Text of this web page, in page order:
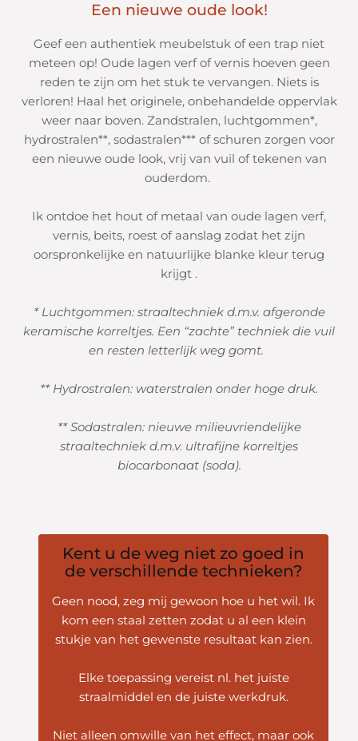
Een nieuwe oude look!
Geef een authentiek meubelstuk of een trap niet
meteen op! Oude lagen verf of vernis hoeven geen
reden te zijn om het stuk te vervangen. Niets is
verloren! Haal het originele, onbehandelde oppervlak
weer naar boven. Zandstralen, luchtgommen*,
hydrostralen**, sodastralen*** of schuren zorgen voor
een nieuwe oude look, vrij van vuil of tekenen van
ouderdom.
Ik ontdoe het hout of metaal van oude lagen verf,
vernis, beits, roest of aanslag zodat het zijn
oorspronkelijke en natuurlijke blanke kleur terug
krijgt .
* Luchtgommen: straaltechniek d.m.v. afgeronde
keramische korreltjes. Een “zachte” techniek die vuil
en resten letterlijk weg gomt.
** Hydrostralen: waterstralen onder hoge druk.
** Sodastralen: nieuwe milieuvriendelijke
straaltechniek d.m.v. ultrafijne korreltjes
biocarbonaat (soda).
Kent u de weg niet zo goed in
de verschillende technieken?
Geen nood, zeg mij gewoon hoe u het wil. Ik
kom een staal zetten zodat u al een klein
stukje van het gewenste resultaat kan zien.
Elke toepassing vereist nl. het juiste
straalmiddel en de juiste werkdruk.
Niet alleen omwille van het effect, maar ook